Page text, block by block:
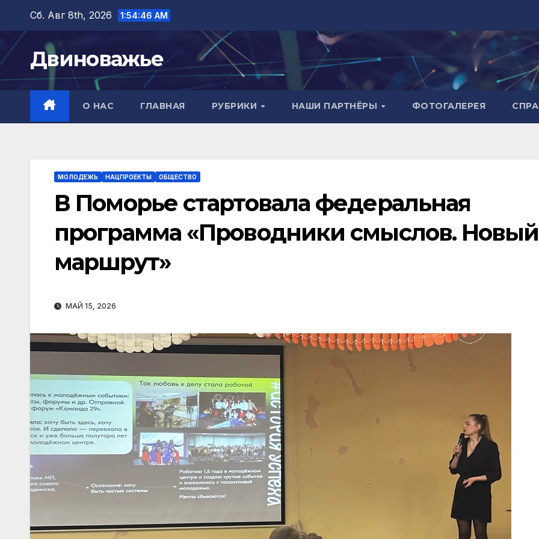
Перейти
содержимому
Сб. Авг 8th, 2026 1:54:48 AM
Двиноважье
О НАС ГЛАВНАЯ РУБРИКИ НАШИ ПАРТНЁРЫ ФОТОГАЛЕРЕЯ
МОЛОДЕЖЬ НАЦПРОЕКТЫ ОБЩЕСТВО
В Поморье стартовала федеральная
программа «Проводники смыслов. Новый
маршрут»
МАЙ 15, 2026